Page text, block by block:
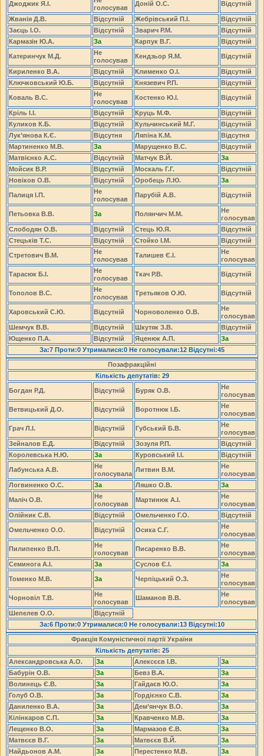
Джоджик Я.І.
голосував
Доній О.С. Відсутній
Жванія Д.В. Відсутній Жебрівський П.І.
Відсутній
Заєць І.О.
Відсутній Зварич Р.М.
Відсутній
Кармазін Ю.А.
За Карпук В.Г. Відсутній
Катеринчук М.Д.
Не
голосував
Кендзьор Я.М. Відсутній
Кириленко В.А. Відсутній Клименко О.І.
Відсутній
Ключковський Ю.Б.
Відсутній Князевич Р.П. Відсутній
Коваль В.С.
Не
голосував
Костенко Ю.І. Відсутній
Кріль І.І. Відсутній Круць М.Ф.
Відсутній
Куликов К.Б.
Відсутній Кульчинський М.Г.
Відсутній
Лук’янова К.Є.
Відсутня Ляпіна К.М.
Відсутня
Мартиненко М.В.
За Марущенко В.С.
Відсутній
Матвієнко А.С.
Відсутній Матчук В.Й.
За
Мойсик В.Р.
Відсутній Москаль Г.Г.
Відсутній
Новіков О.В.
Відсутній Оробець Л.Ю. За
Палиця І.П.
Не
голосував
Парубій А.В. Відсутній
Петьовка В.В. За Полянчич М.М.
Не
голосував
Слободян О.В.
Відсутній Стець Ю.Я.
Відсутній
Стецьків Т.С.
Відсутній Стойко І.М. Відсутній
Стретович В.М.
Не
голосував
Талишев Є.І.
Не
голосував
Тарасюк Б.І.
Не
голосував
Ткач Р.В. Відсутній
Тополов В.С.
Не
голосував
Третьяков О.Ю. Відсутній
Харовський С.Ю. Відсутній Чорноволенко О.В.
Не
голосував
Шемчук В.В.
Відсутній Шкутяк З.В.
Відсутній
Ющенко П.А.
Відсутній Яценюк А.П.
За
За:7 Проти:0 Утрималися:0 Не голосували:12 Відсутні:45
Позафракційні
Кількість депутатів: 29
Богдан Р.Д. Відсутній Буряк О.В.
Не
голосував
Ветвицький Д.О. Відсутній Воротнюк І.Б.
Не
голосував
Грач Л.І. Відсутній Губський Б.В.
Не
голосував
Зейналов Е.Д.
Відсутній Зозуля Р.П.
Відсутній
Королевська Н.Ю.
За Куровський І.І. Відсутній
Лабунська А.В.
Не
голосувала
Литвин В.М.
Не
голосував
Логвиненко О.С.
За Ляшко О.В. За
Маліч О.В.
Не
голосував
Мартинюк А.І.
Не
голосував
Олійник С.В.
Відсутній Омельченко Г.О. Відсутній
Омельченко О.О. Відсутній Осика С.Г.
Не
голосував
Пилипенко В.П.
Не
голосував
Писаренко В.В.
Не
голосував
Семинога А.І.
За Суслов Є.І. За
Томенко М.В. За Черпіцький О.З.
Не
голосував
Чорновіл Т.В.
Не
голосував
Шаманов В.В.
Не
голосував
Шепелев О.О.
Відсутній
За:6 Проти:0 Утрималися:0 Не голосували:13 Відсутні:10
Фракція Комуністичної партії України
Кількість депутатів: 25
Александровська А.О.
За Алексєєв І.В.
За
Бабурін О.В.
За Бевз В.А.
За
Волинець Є.В.
За Гайдаєв Ю.О.
За
Голуб О.В.
За Гордієнко С.В.
За
Даниленко В.А.
За Дем’янчук В.О.
За
Кілінкаров С.П.
За Кравченко М.В.
За
Лещенко В.О.
За Мармазов Є.В.
За
Матвєєв В.Г.
За Матвєєв В.Й.
За
Найдьонов А.М.
За Перестенко М.В.
За